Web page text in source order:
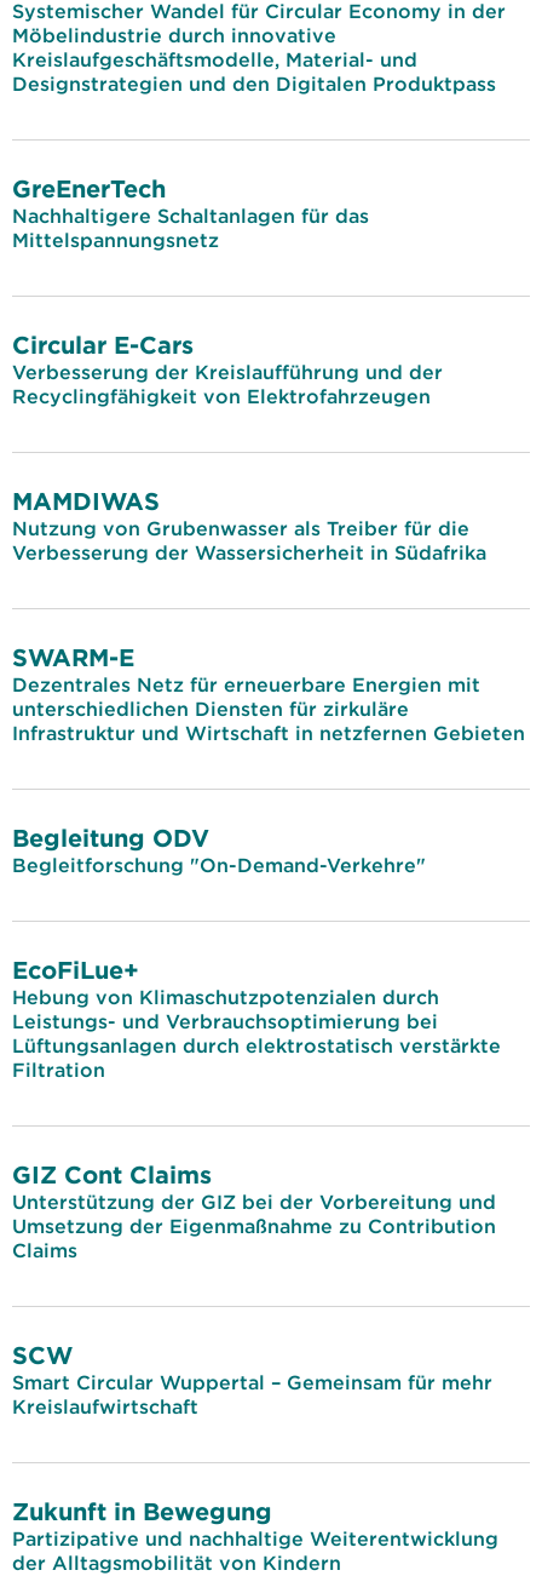
Systemischer Wandel für Circular Economy in der
Möbelindustrie durch innovative
Kreislaufgeschäftsmodelle, Material- und
Designstrategien und den Digitalen Produktpass
GreEnerTech
Nachhaltigere Schaltanlagen für das
Mittelspannungsnetz
Circular E-Cars
Verbesserung der Kreislaufführung und der
Recyclingfähigkeit von Elektrofahrzeugen
MAMDIWAS
Nutzung von Grubenwasser als Treiber für die
Verbesserung der Wassersicherheit in Südafrika
SWARM-E
Dezentrales Netz für erneuerbare Energien mit
unterschiedlichen Diensten für zirkuläre
Infrastruktur und Wirtschaft in netzfernen Gebieten
Begleitung ODV
Begleitforschung "On-Demand-Verkehre"
EcoFiLue+
Hebung von Klimaschutzpotenzialen durch
Leistungs- und Verbrauchsoptimierung bei
Lüftungsanlagen durch elektrostatisch verstärkte
Filtration
GIZ Cont Claims
Unterstützung der GIZ bei der Vorbereitung und
Umsetzung der Eigenmaßnahme zu Contribution
Claims
SCW
Smart Circular Wuppertal – Gemeinsam für mehr
Kreislaufwirtschaft
Zukunft in Bewegung
Partizipative und nachhaltige Weiterentwicklung
der Alltagsmobilität von Kindern